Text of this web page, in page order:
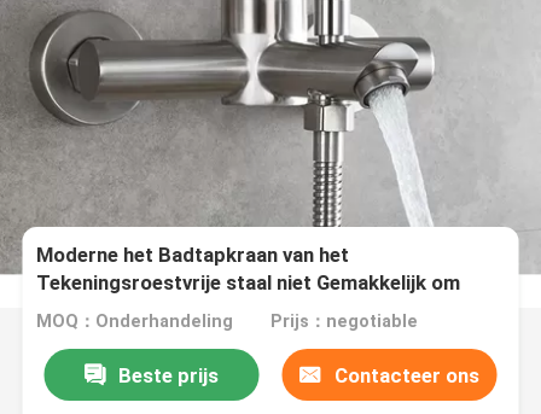
Moderne het Badtapkraan van het
Tekeningsroestvrije staal niet Gemakkelijk om
Langdurig te roesten
MOQ：Onderhandeling Prijs：negotiable
Beste prijs Contacteer ons